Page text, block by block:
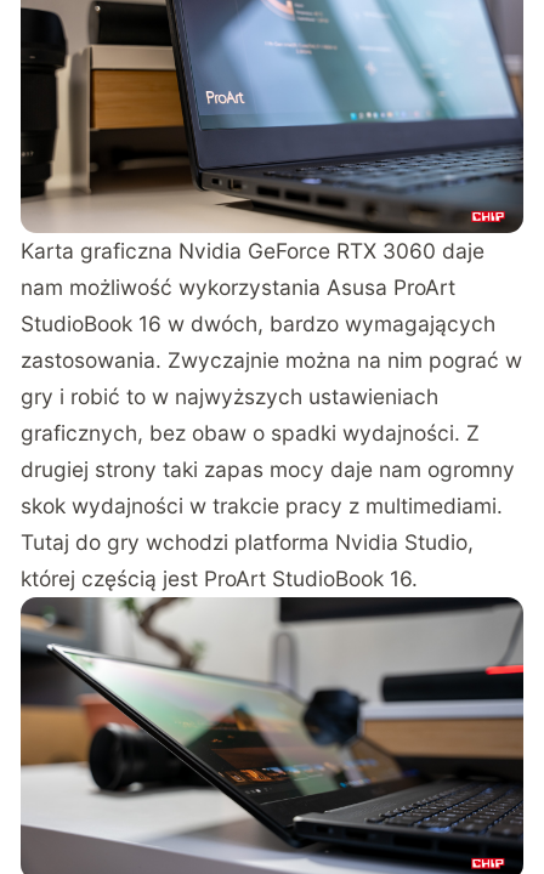
Karta graficzna Nvidia GeForce RTX 3060 daje
nam możliwość wykorzystania Asusa ProArt
StudioBook 16 w dwóch, bardzo wymagających
zastosowania. Zwyczajnie można na nim pograć w
gry i robić to w najwyższych ustawieniach
graficznych, bez obaw o spadki wydajności. Z
drugiej strony taki zapas mocy daje nam ogromny
skok wydajności w trakcie pracy z multimediami.
Tutaj do gry wchodzi platforma Nvidia Studio,
której częścią jest ProArt StudioBook 16.